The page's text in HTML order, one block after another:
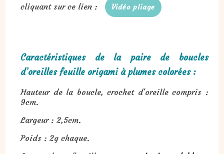
cliquant sur ce lien :
Vidéo pliage
Caractéristiques de la paire de boucles
d’oreilles feuille origami à plumes colorées :
Hauteur de la boucle, crochet d'oreille compris :
9cm.
Largeur : 2,5cm.
Poids : 2g chaque.